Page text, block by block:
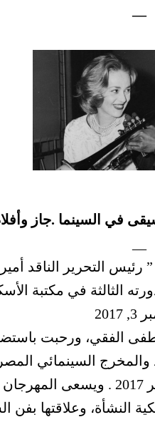
—
في السينما .جاز
الثالثة في مكتبة
2017
الفقي، ورحبت
والمخرج السينمائي
باريس ، وتقام في الفترة من 10 الى 11
النشأة، وعلاقتها بفن